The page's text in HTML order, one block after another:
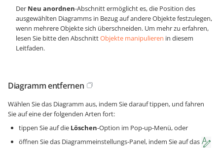
Der Neu anordnen-Abschnitt ermöglicht es, die Position des
ausgewählten Diagramms in Bezug auf andere Objekte festzulegen,
wenn mehrere Objekte sich überschneiden. Um mehr zu erfahren,
lesen Sie bitte den AbschnittObjekte manipulieren in diesem
Leitfaden.
Diagramm entfernen
Wählen Sie das Diagramm aus, indem Sie darauf tippen, und fahren
Sie auf eine der folgenden Arten fort:
tippen Sie auf die Löschen-Option im Pop-up-Menü, oder
öffnen Sie das Diagrammeinstellungs-Panel, indem Sie auf das